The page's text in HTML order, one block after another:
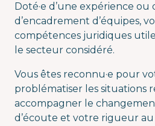
Doté·e d’une expérience ou
d’encadrement d’équipes,
compétences juridiques
le secteur considéré.
Vous êtes reconnu·e pour
problématiser les situations
accompagner le
d’écoute et votre rigueur au